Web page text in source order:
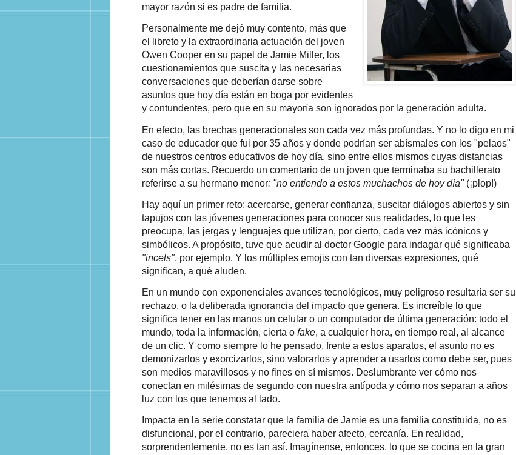
mayor razón si es padre de familia.
Personalmente me dejó muy contento, más que
el libreto y la extraordinaria actuación del joven
Owen Cooper en su papel de Jamie Miller, los
cuestionamientos que suscita y las necesarias
conversaciones que deberían darse sobre
asuntos que hoy día están en boga por evidentes
y contundentes, pero que en su mayoría son ignorados por la generación adulta.
En efecto, las brechas generacionales son cada vez más profundas. Y no lo digo en mi
caso de educador que fui por 35 años y donde podrían ser abísmales con los "pelaos"
de nuestros centros educativos de hoy día, sino entre ellos mismos cuyas distancias
son más cortas. Recuerdo un comentario de un joven que terminaba su bachillerato
referirse a su hermano menor: "no entiendo a estos muchachos de hoy día"(¡plop!)
Hay aquí un primer reto: acercarse, generar confianza, suscitar diálogos abiertos y sin
tapujos con las jóvenes generaciones para conocer sus realidades, lo que les
preocupa, las jergas y lenguajes que utilizan, por cierto, cada vez más icónicos y
simbólicos. A propósito, tuve que acudir al doctor Google para indagar qué significaba
"incels", por ejemplo. Y los múltiples emojis con tan diversas expresiones, qué
significan, a qué aluden.
En un mundo con exponenciales avances tecnológicos, muy peligroso resultaría ser su
rechazo, o la deliberada ignorancia del impacto que genera. Es increíble lo que
significa tener en las manos un celular o un computador de última generación: todo el
mundo, toda la información, cierta o fake, a cualquier hora, en tiempo real, al alcance
de un clic. Y como siempre lo he pensado, frente a estos aparatos, el asunto no es
demonizarlos y exorcizarlos, sino valorarlos y aprender a usarlos como debe ser, pues
son medios maravillosos y no fines en sí mismos. Deslumbrante ver cómo nos
conectan en milésimas de segundo con nuestra antípoda y cómo nos separan a años
luz con los que tenemos al lado.
Impacta en la serie constatar que la familia de Jamie es una familia constituida, no es
disfuncional, por el contrario, pareciera haber afecto, cercanía. En realidad,
sorprendentemente, no es tan así. Imagínense, entonces, lo que se cocina en la gran